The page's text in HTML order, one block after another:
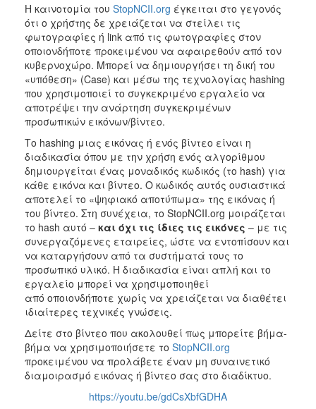
Η καινοτομία του StopNCII.org έγκειται στο γεγονός
ότι ο χρήστης δε χρειάζεται να στείλει τις
φωτογραφίες ή link από τις φωτογραφίες στον
οποιονδήποτε προκειμένου να αφαιρεθούν από τον
κυβερνοχώρο. Μπορεί να δημιουργήσει τη δική του
«υπόθεση» (Case) και μέσω της τεχνολογίας hashing
που χρησιμοποιεί το συγκεκριμένο εργαλείο να
αποτρέψει την ανάρτηση συγκεκριμένων
προσωπικών εικόνων/βίντεο.
Το hashing μιας εικόνας ή ενός βίντεο είναι η
διαδικασία όπου με την χρήση ενός αλγορίθμου
δημιουργείται ένας μοναδικός κωδικός (το hash) για
κάθε εικόνα και βίντεο. Ο κωδικός αυτός ουσιαστικά
αποτελεί το «ψηφιακό αποτύπωμα» της εικόνας ή
του βίντεο. Στη συνέχεια, το StopNCII.org μοιράζεται
το hash αυτό – και όχι τις ίδιες τις εικόνες – με τις
συνεργαζόμενες εταιρείες, ώστε να εντοπίσουν και
να καταργήσουν από τα συστήματά τους το
προσωπικό υλικό. Η διαδικασία είναι απλή και το
εργαλείο μπορεί να χρησιμοποιηθεί
από οποιονδήποτε χωρίς να χρειάζεται να διαθέτει
ιδιαίτερες τεχνικές γνώσεις.
Δείτε στο βίντεο που ακολουθεί πως μπορείτε βήμα-
βήμα να χρησιμοποιήσετε το StopNCII.org
προκειμένου να προλάβετε έναν μη συναινετικό
διαμοιρασμό εικόνας ή βίντεο σας στο διαδίκτυο.
https://youtu.be/gdCsXbfGDHA